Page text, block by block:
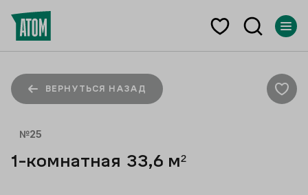
ВЕРНУТЬСЯ НАЗАД
№25
1-комнатная 33,6 м²